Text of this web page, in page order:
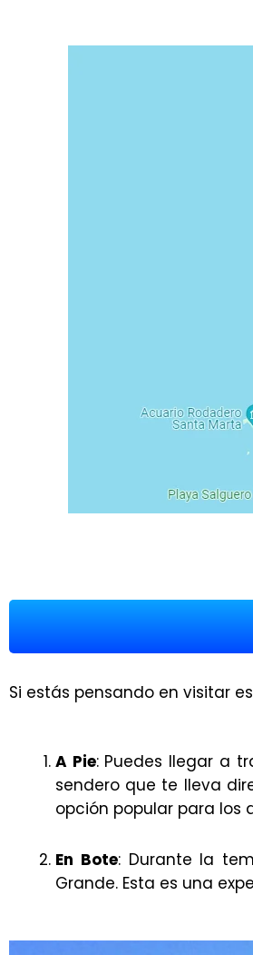
Si estás pensando en visitar
A Pie: Puedes llegar a
sendero que te lleva
opción popular para los
En Bote: Durante la
Grande. Esta es una